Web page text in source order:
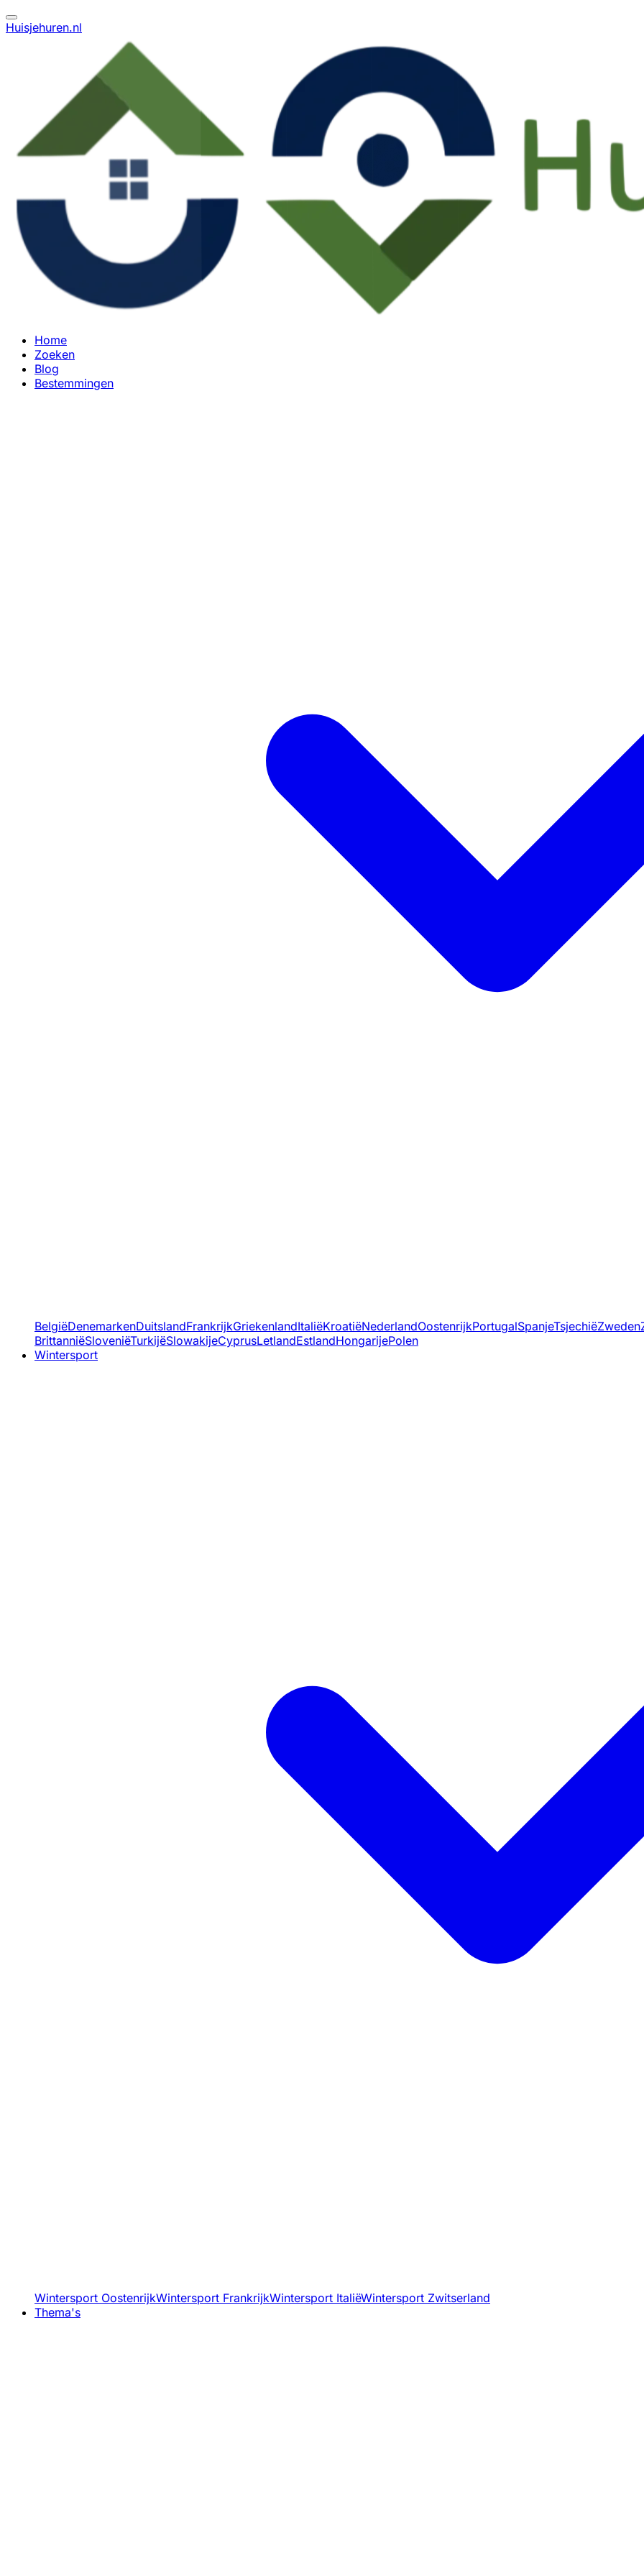
Huisjehuren.nl
Home
Zoeken
Blog
Bestemmingen
BelgiëDenemarkenDuitslandFrankrijkGriekenlandItaliëKroatiëNederlandOostenrijkPortugalSpanjeTsjechiëZweden
BrittanniëSloveniëTurkijëSlowakijeCyprusLetlandEstlandHongarijePolen
Wintersport
Wintersport OostenrijkWintersport FrankrijkWintersport ItaliëWintersport Zwitserland
Thema's